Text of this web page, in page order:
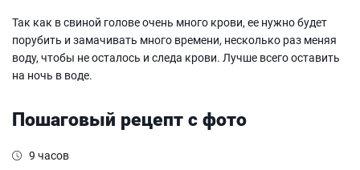
Так как в свиной голове очень много крови, ее нужно будет
порубить и замачивать много времени, несколько раз меняя
воду, чтобы не осталось и следа крови. Лучше всего оставить
на ночь в воде.
Пошаговый рецепт с фото
9 часов